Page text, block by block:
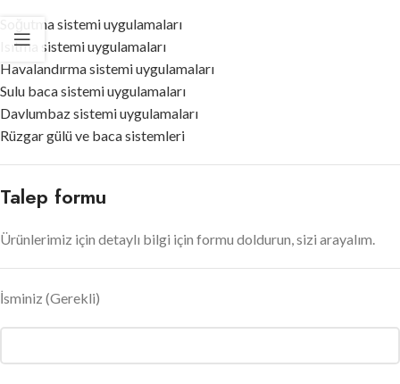
Soğutma sistemi uygulamaları
Isıtma sistemi uygulamaları
Havalandırma sistemi uygulamaları
Sulu baca sistemi uygulamaları
Davlumbaz sistemi uygulamaları
Rüzgar gülü ve baca sistemleri
Talep formu
Ürünlerimiz için detaylı bilgi için formu doldurun, sizi arayalım.
İsminiz (Gerekli)